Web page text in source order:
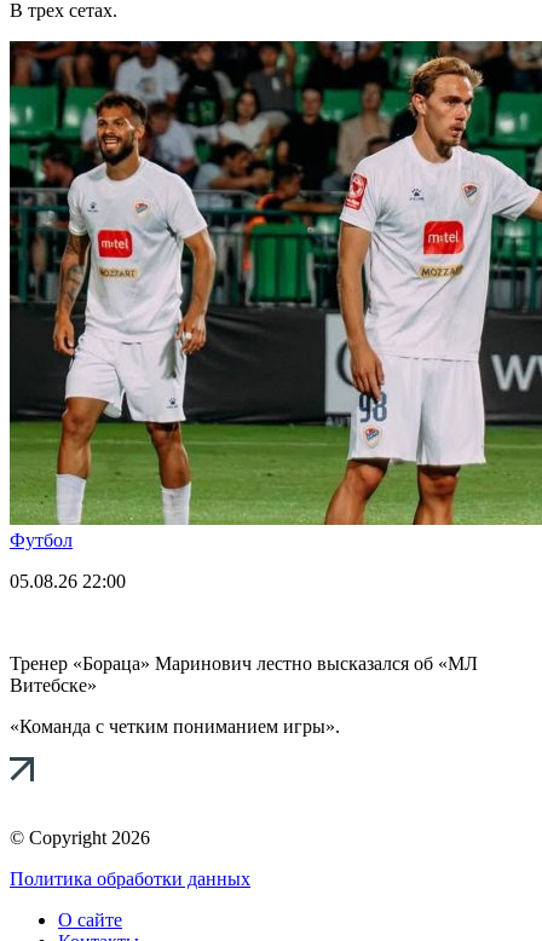
В трех сетах.
Футбол
05.08.26 22:00
Тренер «Бораца» Маринович лестно высказался об «МЛ
Витебске»
«Команда с четким пониманием игры».
© Copyright 2026
Политика обработки данных
О сайте